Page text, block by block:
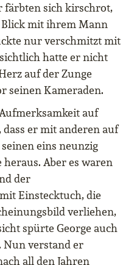
färbten sich kirschrot,
Blick mit ihrem Mann
nur verschmitzt mit
hatte er nicht
auf der Zunge
seinen Kameraden.
auf
dass er mit anderen auf
eins neunzig
Aber es waren
der
Einstecktuch, die
verliehen,
spürte George auch
Nun verstand er
all den Jahren